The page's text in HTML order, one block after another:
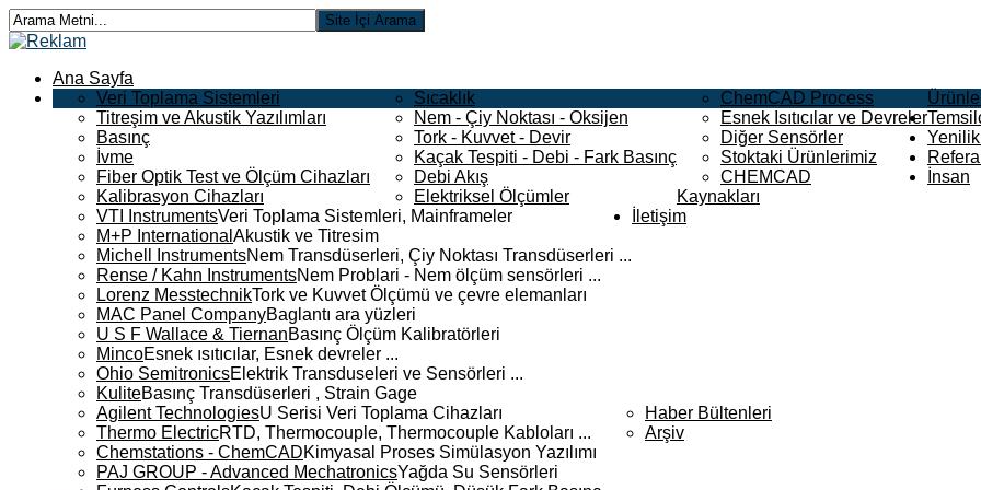
Ana Sayfa
Veri Toplama Sistemleri
Titreşim ve Akustik Yazılımları
Basınç
İvme
Fiber Optik Test ve Ölçüm Cihazları
Kalibrasyon Cihazları
Sıcaklık
Nem - Çiy Noktası - Oksijen
Tork - Kuvvet - Devir
Kaçak Tespiti - Debi - Fark Basınç
Debi Akış
Elektriksel Ölçümler
ChemCAD Process
Esnek Isıtıcılar ve Devreler
Diğer Sensörler
Stoktaki Ürünlerimiz
CHEMCAD
VTI InstrumentsVeri Toplama Sistemleri, Mainframeler
M+P International Akustik ve Titresim
Michell InstrumentsNem Transdüserleri, Çiy Noktası Transdüserleri ...
Rense / Kahn InstrumentsNem Problari - Nem ölçüm sensörleri ...
Lorenz MesstechnikTork ve Kuvvet Ölçümü ve çevre elemanları
MAC Panel CompanyBaglantı ara yüzleri
U S F Wallace & TiernanBasınç Ölçüm Kalibratörleri
MincoEsnek ısıtıcılar, Esnek devreler ...
Ohio SemitronicsElektrik Transduseleri ve Sensörleri ...
KuliteBasınç Transdüserleri , Strain Gage
Agilent TechnologiesU Serisi Veri Toplama Cihazları
Thermo ElectricRTD, Thermocouple, Thermocouple Kabloları ...
Chemstations - ChemCADKimyasal Proses Simülasyon Yazılımı
PAJ GROUP - Advanced MechatronicsYağda Su Sensörleri
Haber Bültenleri
Arşiv
İnsan
Kaynakları
İletişim